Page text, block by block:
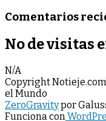
Comentarios
No de visitas
N/A
Copyright
el Mundo
ZeroGravitypor
Funciona con